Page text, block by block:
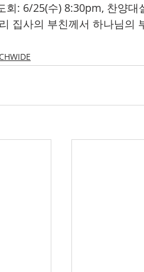
회: 6/25(수) 8:30pm, 찬양대
집사의 부친께서 하나님의